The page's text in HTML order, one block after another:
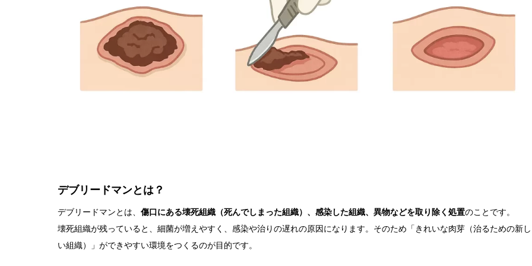
デブリードマンとは？
デブリードマンとは、 傷口にある壊死組織（死んでしまった組織）、感染した組織、異物などを取り除く処置のことです。
壊死組織が残っていると、細菌が増えやすく、感染や治りの遅れの原因になります。そのため「きれいな肉芽（治るための新し
い組織）」ができやすい環境をつくるのが目的です。